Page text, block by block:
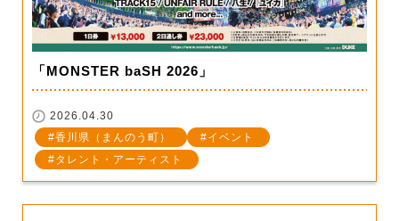
「MONSTER baSH 2026」
2026.04.30
香川県（まんのう町）
イベント
タレント・アーティスト